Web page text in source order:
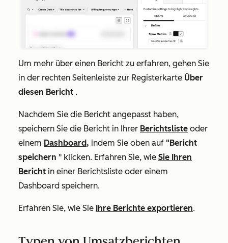
Um mehr über einen Bericht zu erfahren, gehen Sie
in der rechten Seitenleiste zur Registerkarte Über
diesen Bericht .
Nachdem Sie die Bericht angepasst haben,
speichern Sie die Bericht in Ihrer Berichtsliste oder
einem Dashboard, indem Sie oben auf "Bericht
speichern " klicken. Erfahren Sie, wie Sie Ihren
Bericht in einer Berichtsliste oder einem
Dashboard speichern.
Erfahren Sie, wie Sie Ihre Berichte exportieren.